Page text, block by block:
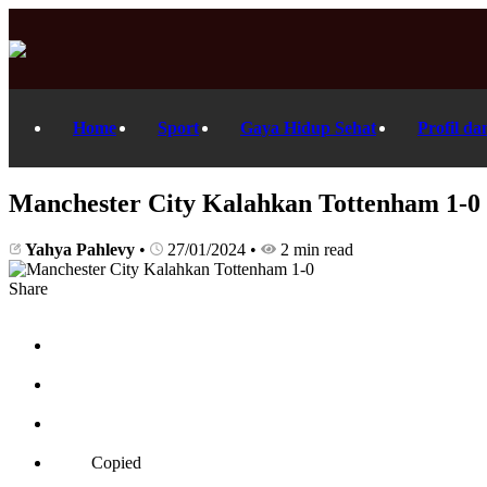
Home Sport Gaya Hidup Sehat Profil
Manchester City Kalahkan Tottenham 1-0
Yahya Pahlevy • 27/01/2024 • 2 min read
Share
Copied